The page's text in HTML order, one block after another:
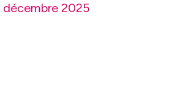
décembre 2025